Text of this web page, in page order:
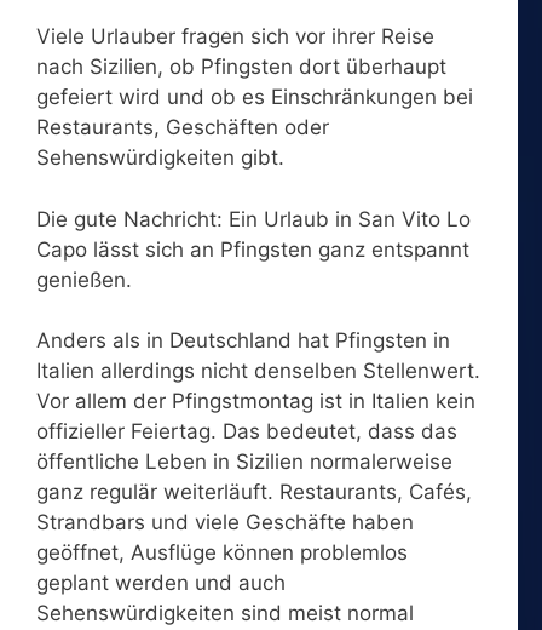
Viele Urlauber fragen sich vor ihrer Reise
nach Sizilien, ob Pfingsten dort überhaupt
gefeiert wird und ob es Einschränkungen bei
Restaurants, Geschäften oder
Sehenswürdigkeiten gibt.
Die gute Nachricht: Ein Urlaub in San Vito Lo
Capo lässt sich an Pfingsten ganz entspannt
genießen.
Anders als in Deutschland hat Pfingsten in
Italien allerdings nicht denselben Stellenwert.
Vor allem der Pfingstmontag ist in Italien kein
offizieller Feiertag. Das bedeutet, dass das
öffentliche Leben in Sizilien normalerweise
ganz regulär weiterläuft. Restaurants, Cafés,
Strandbars und viele Geschäfte haben
geöffnet, Ausflüge können problemlos
geplant werden und auch
Sehenswürdigkeiten sind meist normal